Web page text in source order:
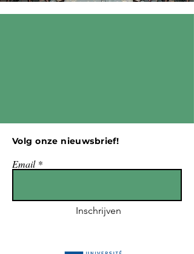
Volg onze nieuwsbrief!
Email
Inschrijven